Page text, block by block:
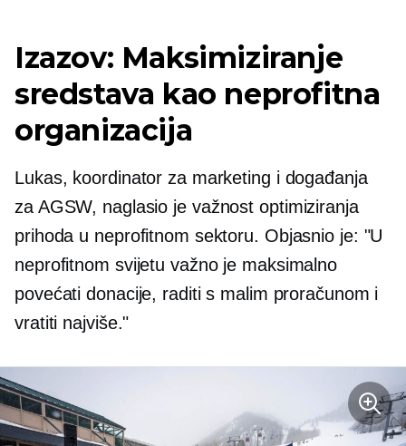
Izazov: Maksimiziranje
sredstava kao neprofitna
organizacija
Lukas, koordinator za marketing i događanja
za AGSW, naglasio je važnost optimiziranja
prihoda u neprofitnom sektoru. Objasnio je: "U
neprofitnom svijetu važno je maksimalno
povećati donacije, raditi s malim proračunom i
vratiti najviše."